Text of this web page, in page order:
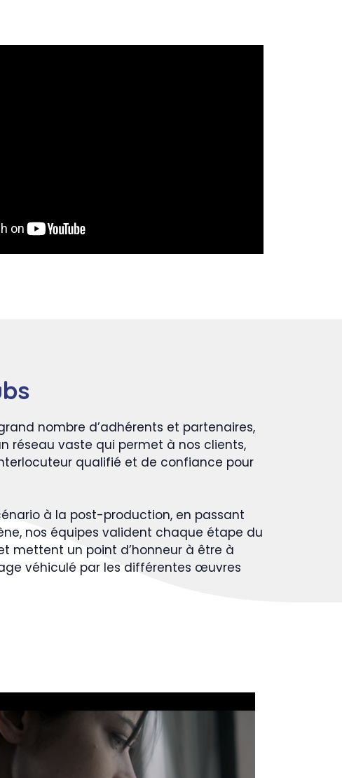
nombre d’adhérents et partenaires,
réseau vaste qui permet à nos clients,
qualifié et de confiance pour
à la post-production, en passant
nos équipes valident chaque étape du
mettent un point d’honneur à être à
véhiculé par les différentes œuvres